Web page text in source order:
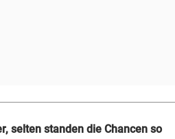
selten standen die Chancen so